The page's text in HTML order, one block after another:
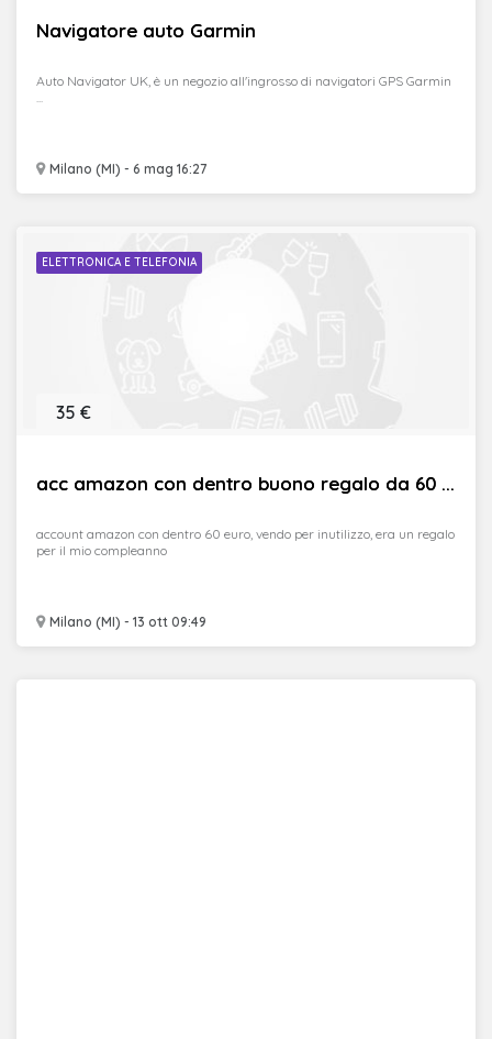
Navigatore auto Garmin
Milano (MI) - 6 mag 16:27
Auto Navigator UK, è un negozio all'ingrosso di navigatori GPS Garmin
...
ELETTRONICA E TELEFONIA
acc amazon con dentro buono regalo da 60 ...
Milano (MI) - 13 ott 09:49
35 €
account amazon con dentro 60 euro, vendo per inutilizzo, era un regalo
per il mio compleanno